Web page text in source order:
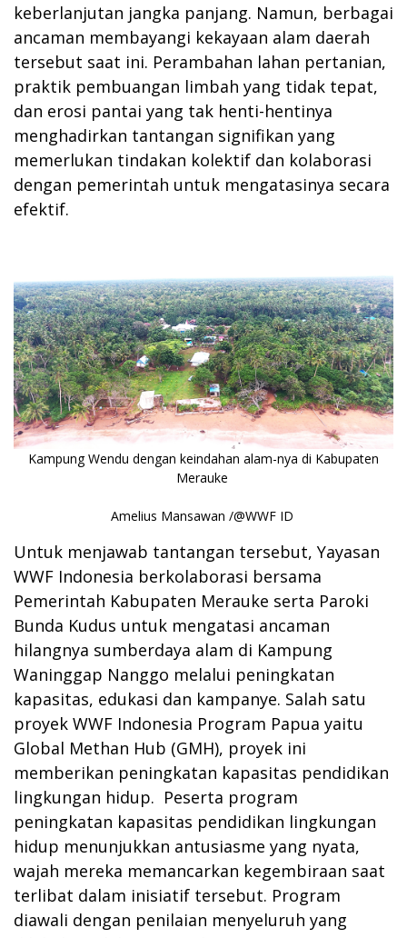
keberlanjutan jangka panjang. Namun, berbagai
ancaman membayangi kekayaan alam daerah
tersebut saat ini. Perambahan lahan pertanian,
praktik pembuangan limbah yang tidak tepat,
dan erosi pantai yang tak henti-hentinya
menghadirkan tantangan signifikan yang
memerlukan tindakan kolektif dan kolaborasi
dengan pemerintah untuk mengatasinya secara
efektif.
Kampung Wendu dengan keindahan alam-nya di Kabupaten
Merauke
Amelius Mansawan /@WWF ID
Untuk menjawab tantangan tersebut, Yayasan
WWF Indonesia berkolaborasi bersama
Pemerintah Kabupaten Merauke serta Paroki
Bunda Kudus untuk mengatasi ancaman
hilangnya sumberdaya alam di Kampung
Waninggap Nanggo melalui peningkatan
kapasitas, edukasi dan kampanye. Salah satu
proyek WWF Indonesia Program Papua yaitu
Global Methan Hub (GMH), proyek ini
memberikan peningkatan kapasitas pendidikan
lingkungan hidup. Peserta program
peningkatan kapasitas pendidikan lingkungan
hidup menunjukkan antusiasme yang nyata,
wajah mereka memancarkan kegembiraan saat
terlibat dalam inisiatif tersebut. Program
diawali dengan penilaian menyeluruh yang